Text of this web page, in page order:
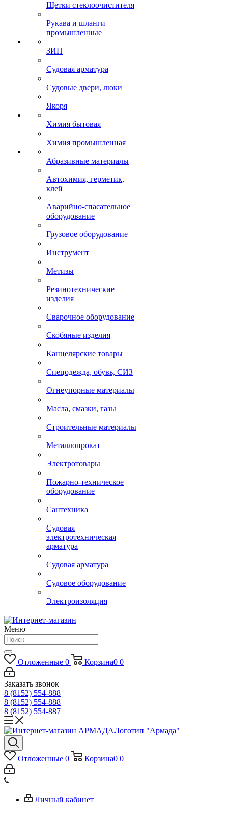
Щетки стеклоочистителя
Рукава и шланги
промышленные
ЗИП
Судовая арматура
Судовые двери, люки
Якоря
Химия бытовая
Химия промышленная
Абразивные материалы
Автохимия, герметик,
клей
Аварийно-спасательное
оборудование
Грузовое оборудование
Инструмент
Метизы
Резинотехнические
изделия
Сварочное оборудование
Скобяные изделия
Канцелярские товары
Спецодежда, обувь, СИЗ
Огнеупорные материалы
Масла, смазки, газы
Строительные материалы
Металлопрокат
Электротовары
Пожарно-техническое
оборудование
Сантехника
Судовая
электротехническая
арматура
Судовая арматура
Судовое оборудование
Электроизоляция
Меню
Отложенные 0 Корзина0 0
Заказать звонок
8 (8152) 554-888
8 (8152) 554-888
8 (8152) 554-887
Логотип "Армада"
Отложенные 0 Корзина0 0
Личный кабинет